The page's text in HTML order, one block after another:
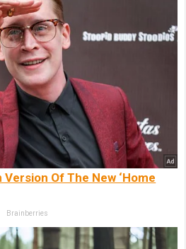
Version Of The New ‘Home
Brainberries